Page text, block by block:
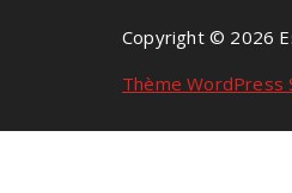
Copyright © 2026
Thème WordPress